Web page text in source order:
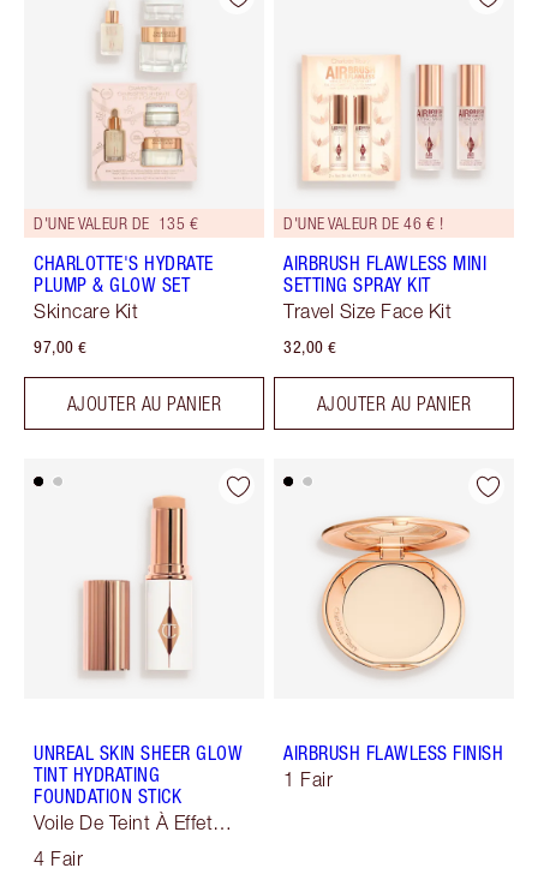
D'UNE VALEUR DE 135 €
CHARLOTTE'S HYDRATE
PLUMP & GLOW SET
Skincare Kit
97,00 €
AJOUTER AU PANIER
D'UNE VALEUR DE 46 € !
AIRBRUSH FLAWLESS MINI
SETTING SPRAY KIT
Travel Size Face Kit
32,00 €
AJOUTER AU PANIER
UNREAL SKIN SHEER GLOW
TINT HYDRATING
FOUNDATION STICK
Voile De Teint À Effet
4 Fair
AIRBRUSH FLAWLESS FINISH
1 Fair